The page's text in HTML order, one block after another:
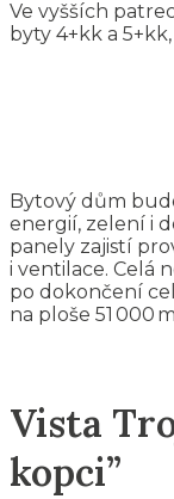
Ve vyšších
byty 4+kk a
Bytový dům
energií, zelení i
panely zajistí
i ventilace. Celá
po dokončení
na ploše 51 000
Vista
kopci”